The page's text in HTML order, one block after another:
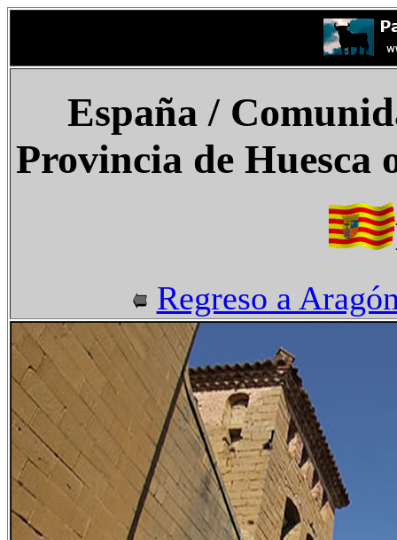
España /
Provincia de Huesca
Regreso a